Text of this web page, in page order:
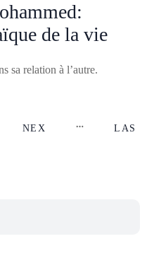
de la vie
sa relation à l’autre.
NEX LAS